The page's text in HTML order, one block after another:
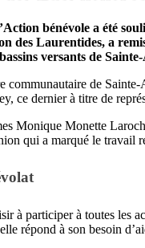
bénévole a été
des Laurentides, a
versants de
communautaire de
ce dernier à titre de
Monique Monette
qui a marqué le travail
à participer à toutes les
répond à son besoin